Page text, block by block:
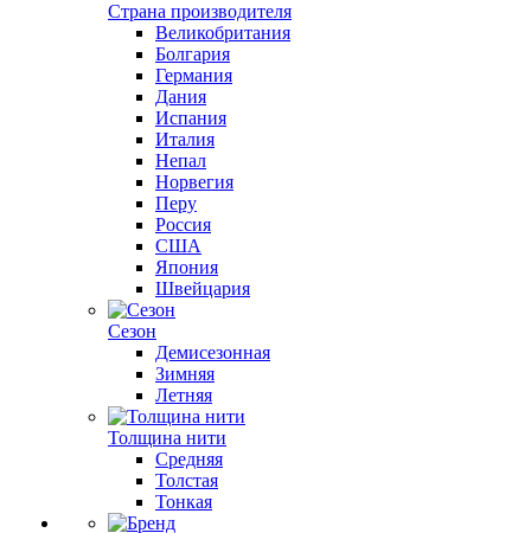
Страна производителя
Великобритания
Болгария
Германия
Дания
Испания
Италия
Непал
Норвегия
Перу
Россия
США
Япония
Швейцария
Сезон
Демисезонная
Зимняя
Летняя
Толщина нити
Средняя
Толстая
Тонкая